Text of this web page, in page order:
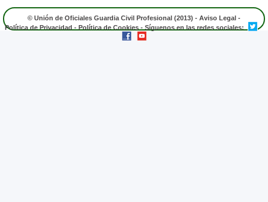
© Unión de Oficiales Guardia Civil Profesional (2013) - Aviso Legal -
Política de Privacidad-Política de Cookies- Síguenos en las redes sociales: